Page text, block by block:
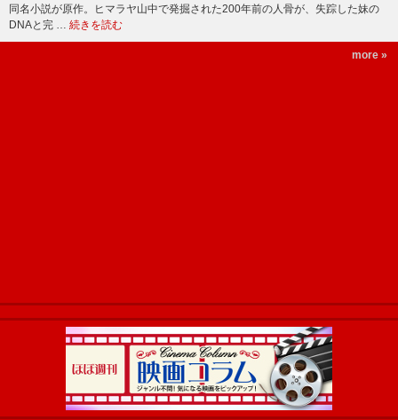
同名小説が原作。ヒマラヤ山中で発掘された200年前の人骨が、失踪した妹の
DNAと完 … 続きを読む
more »